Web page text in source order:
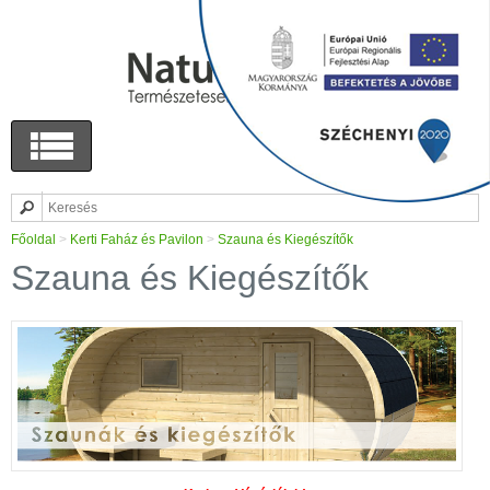
Főoldal > Kerti Faház és Pavilon > Szauna és Kiegészítők
Szauna és Kiegészítők